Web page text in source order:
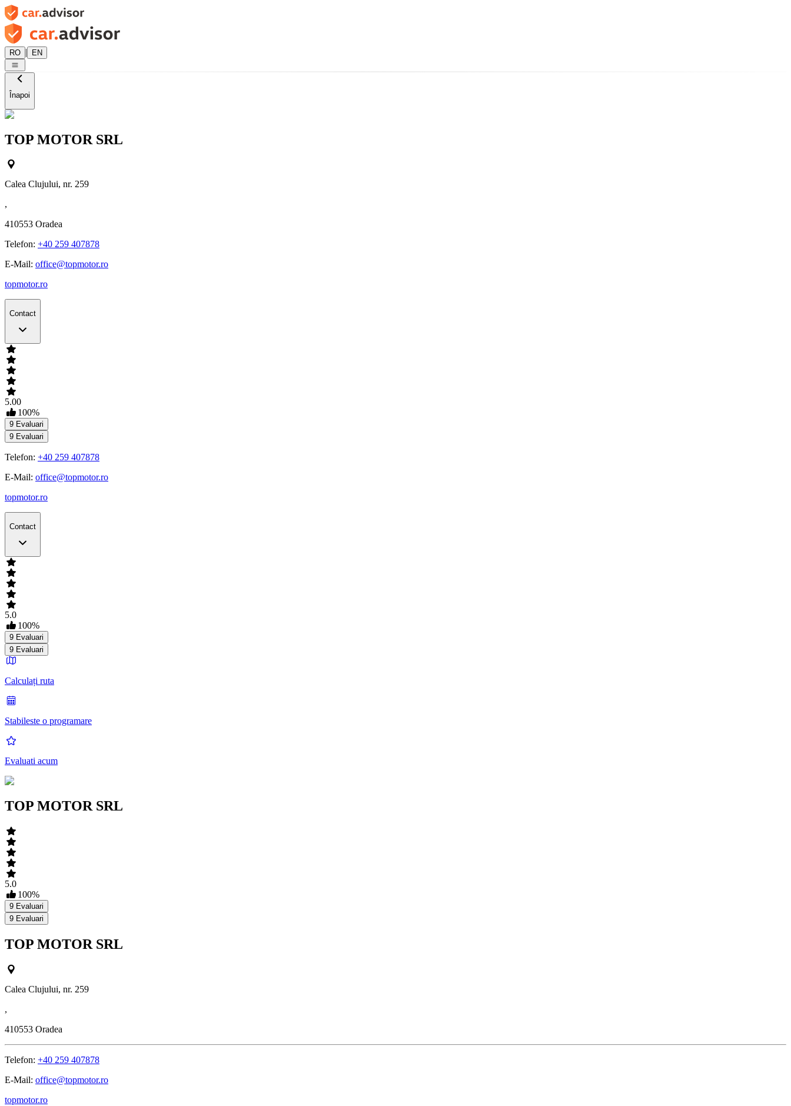
RO | EN
Înapoi
TOP MOTOR SRL
Calea Clujului, nr. 259
,
410553 Oradea
Telefon: +40 259 407878
E-Mail: office@topmotor.ro
topmotor.ro
Contact
5.00
100%
9 Evaluari
9 Evaluari
Telefon: +40 259 407878
E-Mail: office@topmotor.ro
topmotor.ro
Contact
5.0
100%
9 Evaluari
9 Evaluari
Calculați ruta
Stabileste o programare
Evaluati acum
TOP MOTOR SRL
5.0
100%
9 Evaluari
9 Evaluari
TOP MOTOR SRL
Calea Clujului, nr. 259
,
410553 Oradea
Telefon: +40 259 407878
E-Mail: office@topmotor.ro
topmotor.ro